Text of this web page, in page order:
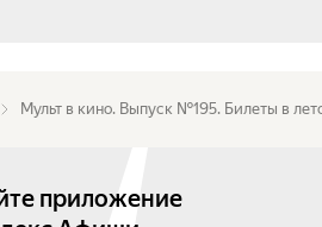
Мульт в кино. Выпуск №195. Билеты в
приложение